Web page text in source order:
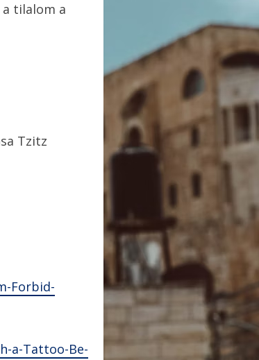
tilalom a
Tzitz
Forbid-
a-Tattoo-Be-